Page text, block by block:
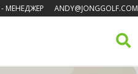
- МЕНЕДЖЕР ANDY@JONGGOLF.COM